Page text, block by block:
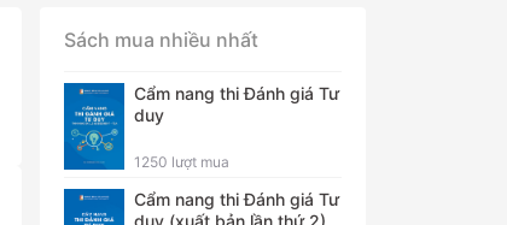
Sách mua nhiều nhất
Cẩm nang thi Đánh giá Tư
duy
1250 lượt mua
Cẩm nang thi Đánh giá Tư
duy (xuất bản lần thứ 2)